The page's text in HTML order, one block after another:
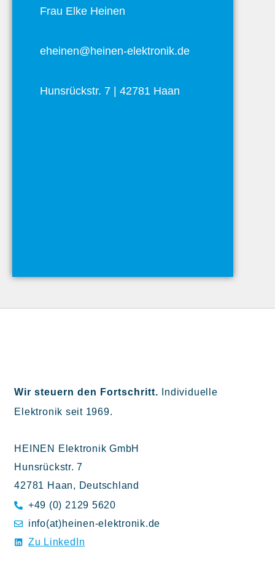
Frau Elke Heinen
eheinen@heinen-elektronik.de
Hunsrückstr. 7 | 42781 Haan
Wir steuern den Fortschritt.
Individuelle
Elektronik seit 1969.
HEINEN Elektronik GmbH
Hunsrückstr. 7
42781 Haan, Deutschland
+49 (0) 2129 5620
info(at)heinen-elektronik.de
Zu LinkedIn